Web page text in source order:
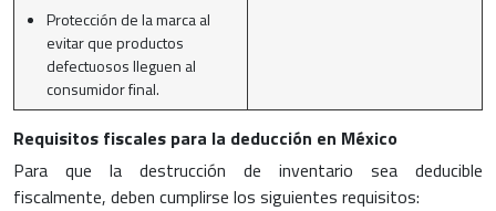
Protección de la marca al
evitar que productos
defectuosos lleguen al
consumidor final.
Requisitos fiscales para la deducción en México
Para que la destrucción de inventario sea deducible
fiscalmente, deben cumplirse los siguientes requisitos: